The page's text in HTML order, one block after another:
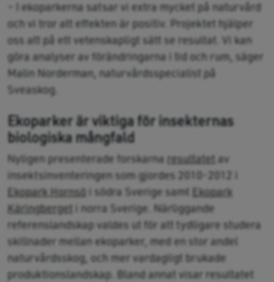
– I ekoparkerna satsar vi extra mycket på naturvård
och vi tror att effekten är positiv. Projektet hjälper
oss att på ett vetenskapligt sätt se resultat. Vi kan
göra analyser av förändringarna i tid och rum, säger
Malin Norderman, naturvårdsspecialist på
Sveaskog.
Ekoparker är viktiga för insekternas
biologiska mångfald
Nyligen presenterade forskarna resultatet av
insektsinventeringen som gjordes 2010-2012 i
Ekopark Hornsö i södra Sverige samt Ekopark
Käringberget i norra Sverige. Närliggande
referenslandskap valdes ut för att tydligare studera
skillnader mellan ekoparker, med en stor andel
naturvårdsskog, och mer vardagligt brukade
produktionslandskap. Bland annat visar resultatet